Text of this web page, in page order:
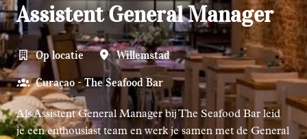
Assistent General Manager
Op locatie
Willemstad
Curaçao - The Seafood Bar
Als Assistent General Manager bij The Seafood Bar leid
je een enthousiast team en werk je samen met de General